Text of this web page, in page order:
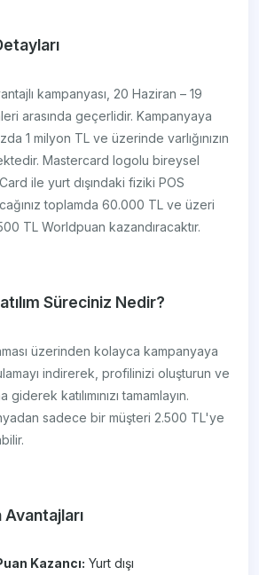
kampanyası, 20 Haziran – 19
arasında geçerlidir. Kampanyaya
1 milyon TL ve üzerinde varlığınızın
Mastercard logolu bireysel
ile yurt dışındaki fiziki POS
toplamda 60.000 TL ve üzeri
TL Worldpuan kazandıracaktır.
Süreciniz Nedir?
üzerinden kolayca kampanyaya
indirerek, profilinizi oluşturun ve
katılımınızı tamamlayın.
sadece bir müşteri 2.500 TL'ye
Avantajları
Kazancı: Yurt dışı